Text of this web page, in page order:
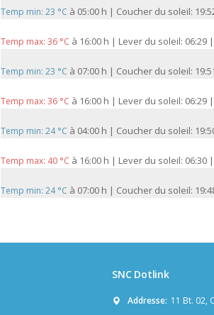
Temp min: 23 °C à 05:00 h | Coucher du soleil:
Temp max: 36 °C à 16:00 h | Lever du soleil: 06:29
Temp min: 23 °C à 07:00 h | Coucher du soleil:
Temp max: 36 °C à 16:00 h | Lever du soleil: 06:29
Temp min: 24 °C à 04:00 h | Coucher du soleil:
Temp max: 40 °C à 16:00 h | Lever du soleil: 06:30
Temp min: 24 °C à 07:00 h | Coucher du soleil:
SNC Dotlink
Addresse: 11 Bt. 02,